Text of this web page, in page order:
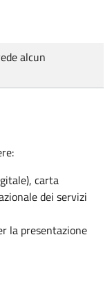
alcun
carta
dei servizi
la presentazione